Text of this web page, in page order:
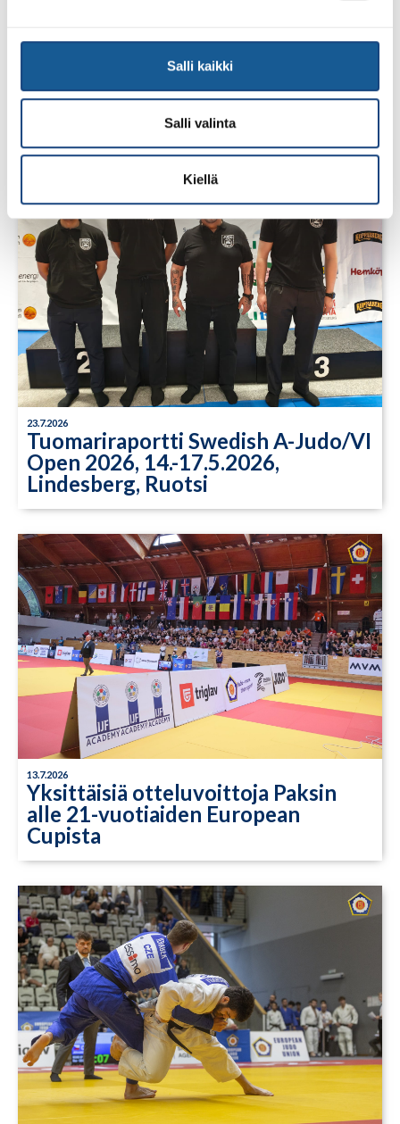
Salli kaikki
Salli valinta
Kiellä
huomionosoitus
23.7.2026
Tuomariraportti Swedish A-Judo/VI
Open 2026, 14.-17.5.2026,
Lindesberg, Ruotsi
13.7.2026
Yksittäisiä otteluvoittoja Paksin
alle 21-vuotiaiden European
Cupista